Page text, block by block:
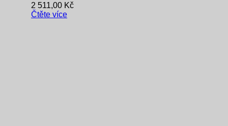
2 511,00 Kč
Čtěte více